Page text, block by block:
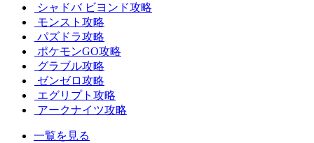
シャドバ ビヨンド攻略
モンスト攻略
パズドラ攻略
ポケモンGO攻略
グラブル攻略
ゼンゼロ攻略
エグリプト攻略
アークナイツ攻略
一覧を見る